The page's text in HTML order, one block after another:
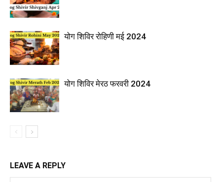
योग शिविर रोहिणी मई 2024
योग शिविर मेरठ फरवरी 2024
LEAVE A REPLY